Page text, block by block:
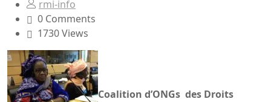
rmi-info
0 Comments
1730 Views
Coalition d’ONGs des Droits